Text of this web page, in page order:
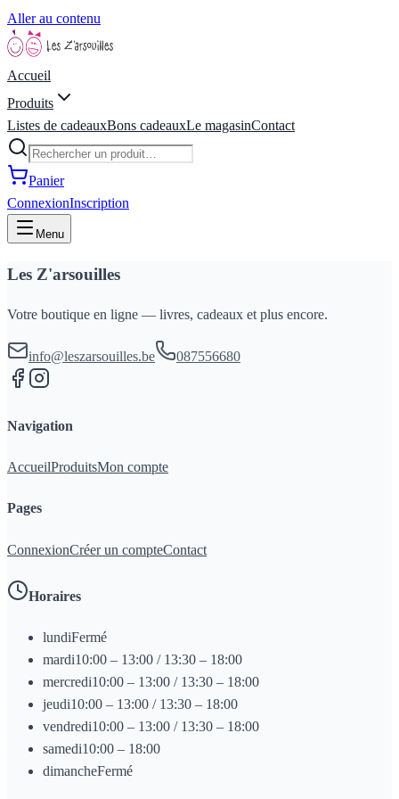
Aller au contenu
Accueil
Produits
Listes de cadeauxBons cadeauxLe magasinContact
Panier
ConnexionInscription
Menu
Les Z'arsouilles
Votre boutique en ligne — livres, cadeaux et plus encore.
info@leszarsouilles.be 087556680
Navigation
AccueilProduitsMon compte
Pages
ConnexionCréer un compteContact
Horaires
lundiFermé
mardi10:00 – 13:00 / 13:30 – 18:00
mercredi10:00 – 13:00 / 13:30 – 18:00
jeudi10:00 – 13:00 / 13:30 – 18:00
vendredi10:00 – 13:00 / 13:30 – 18:00
samedi10:00 – 18:00
dimancheFermé